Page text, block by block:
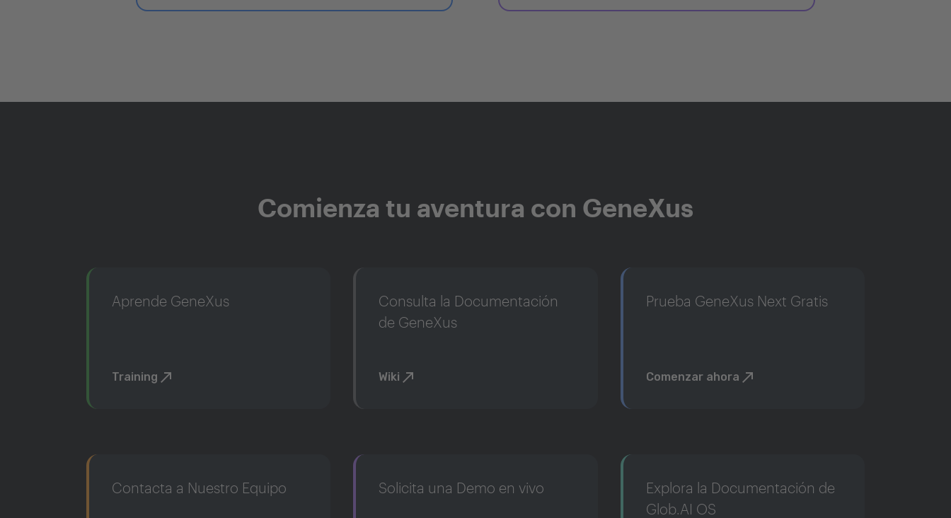
Comienza tu aventura con GeneXus
Aprende GeneXus
Training
Consulta la Documentación
de GeneXus
Wiki
Prueba GeneXus Next Gratis
Comenzar ahora
Contacta a Nuestro Equipo Solicita una Demo en vivo
Explora la Documentación de
Glob.AI OS